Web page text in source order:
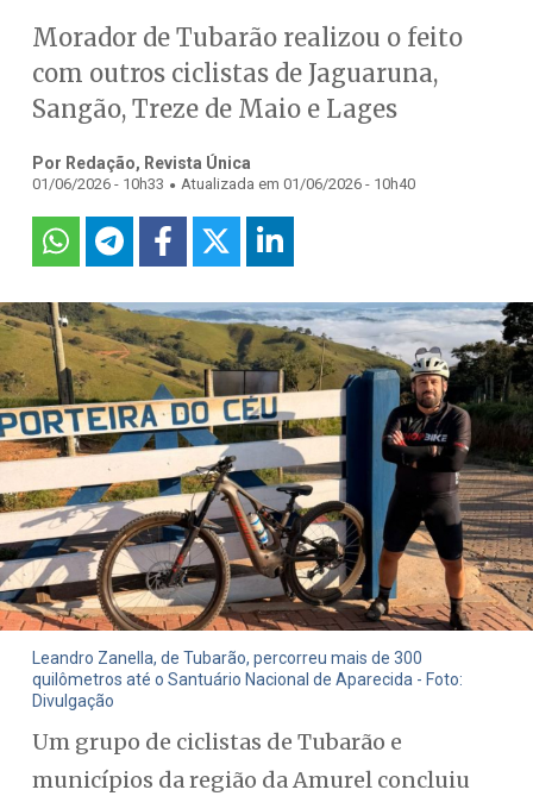
Morador de Tubarão realizou o feito
com outros ciclistas de Jaguaruna,
Sangão, Treze de Maio e Lages
Por Redação, Revista Única
01/06/2026 - 10h33 . Atualizada em 01/06/2026 - 10h40
Leandro Zanella, de Tubarão, percorreu mais de 300
quilômetros até o Santuário Nacional de Aparecida - Foto:
Divulgação
Um grupo de ciclistas de Tubarão e
municípios da região da Amurel concluiu